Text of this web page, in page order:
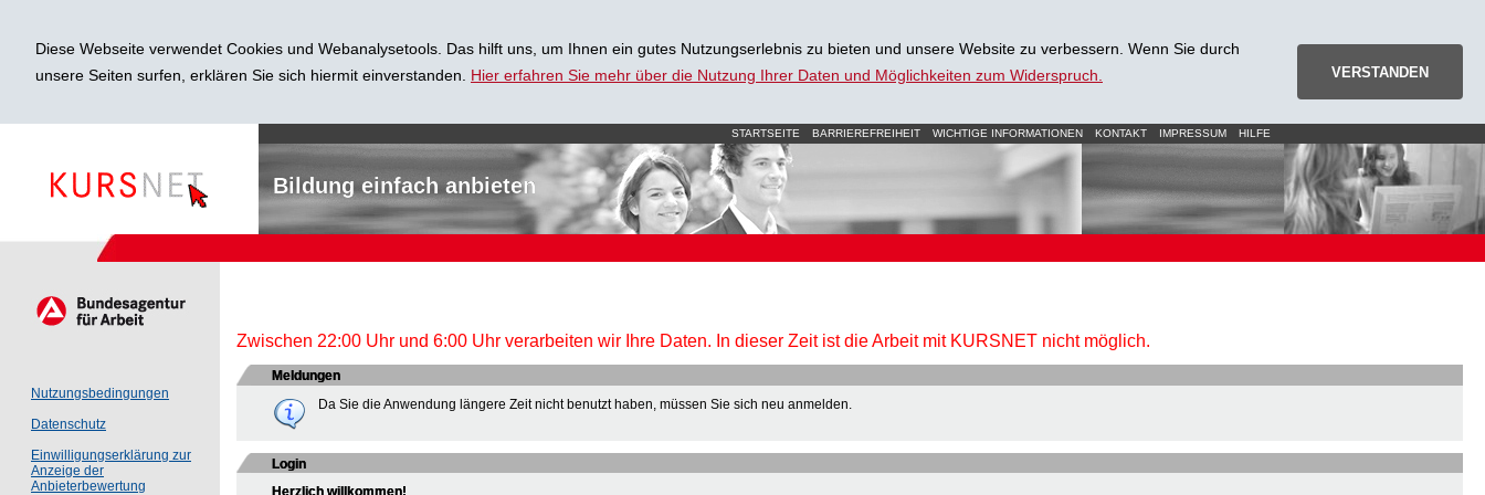
Diese Webseite verwendet Cookies und Webanalysetools. Das hilft uns, um Ihnen ein gutes Nutzungserlebnis zu bieten und unsere Website zu verbessern. Wenn Sie durch
unsere Seiten surfen, erklären Sie sich hiermit einverstanden. Hier erfahren Sie mehr über die Nutzung Ihrer Daten und Möglichkeiten zum Widerspruch. VERSTANDEN
STARTSEITE BARRIEREFREIHEIT WICHTIGE INFORMATIONEN KONTAKT IMPRESSUM HILFE
Bildung einfach anbieten
Nutzungsbedingungen
Datenschutz
Einwilligungserklärung zur
Anzeige der
Anbieterbewertung
Zwischen 22:00 Uhr und 6:00 Uhr verarbeiten wir Ihre Daten. In dieser Zeit ist die Arbeit mit KURSNET nicht möglich.
Meldungen
Da Sie die Anwendung längere Zeit nicht benutzt haben, müssen Sie sich neu anmelden.
Login
Herzlich willkommen!